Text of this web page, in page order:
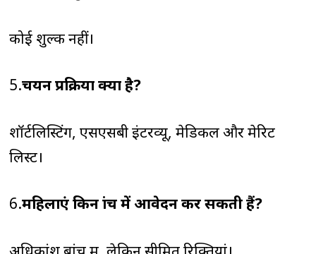
कोई शुल्क नहीं।
5.चयन प्रक्रिया क्या है?
शॉर्टलिस्टिंग, एसएसबी इंटरव्यू, मेडिकल और मेरिट
लिस्ट।
6.महिलाएं किन ब्रांच में आवेदन कर सकती हैं?